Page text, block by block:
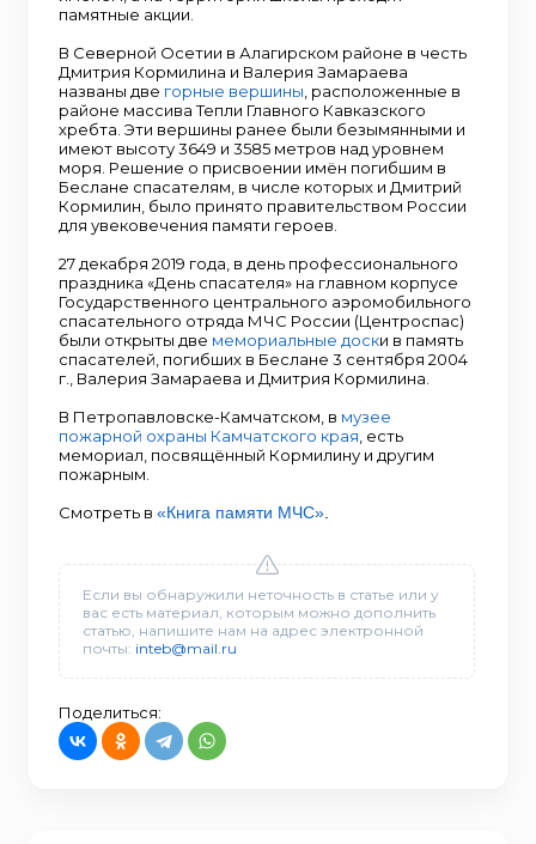
памятные акции.
В Северной Осетии в Алагирском районе в честь
Дмитрия Кормилина и Валерия Замараева
названы две горные вершины , расположенные в
районе массива Тепли Главного Кавказского
хребта. Эти вершины ранее были безымянными и
имеют высоту 3649 и 3585 метров над уровнем
моря. Решение о присвоении имён погибшим в
Беслане спасателям, в числе которых и Дмитрий
Кормилин, было принято правительством России
для увековечения памяти героев.
27 декабря 2019 года, в день профессионального
праздника «День спасателя» на главном корпусе
Государственного центрального аэромобильного
спасательного отряда МЧС России (Центроспас)
были открыты две мемориальные доски в память
спасателей, погибших в Беслане 3 сентября 2004
г., Валерия Замараева и Дмитрия Кормилина.
В Петропавловске-Камчатском, в музее
пожарной охраны Камчатского края , есть
мемориал, посвящённый Кормилину и другим
пожарным.
Смотреть в «Книга памяти МЧС»
Если вы обнаружили неточность в статье или у
вас есть материал, которым можно дополнить
статью, напишите нам на адрес электронной
почты: inteb@mail.ru
Поделиться: